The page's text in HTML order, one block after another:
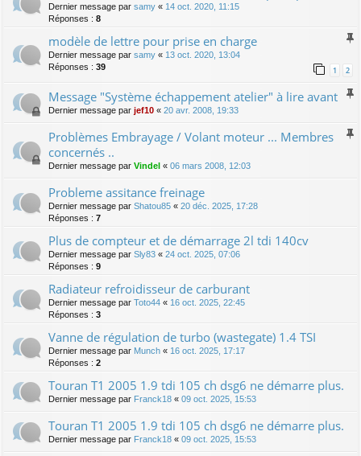
Dernier message par samy « 14 oct. 2020, 11:15
Réponses : 8
modèle de lettre pour prise en charge
Dernier message par samy « 13 oct. 2020, 13:04
Réponses : 39 1 2
Message "Système échappement atelier" à lire avant
Dernier message par jef10 « 20 avr. 2008, 19:33
Problèmes Embrayage / Volant moteur ... Membres
concernés ..
Dernier message par Vindel « 06 mars 2008, 12:03
Probleme assitance freinage
Dernier message par Shatou85 « 20 déc. 2025, 17:28
Réponses : 7
Plus de compteur et de démarrage 2l tdi 140cv
Dernier message par Sly83 « 24 oct. 2025, 07:06
Réponses : 9
Radiateur refroidisseur de carburant
Dernier message par Toto44 « 16 oct. 2025, 22:45
Réponses : 3
Vanne de régulation de turbo (wastegate) 1.4 TSI
Dernier message par Munch « 16 oct. 2025, 17:17
Réponses : 2
Touran T1 2005 1.9 tdi 105 ch dsg6 ne démarre plus.
Dernier message par Franck18 « 09 oct. 2025, 15:53
Touran T1 2005 1.9 tdi 105 ch dsg6 ne démarre plus.
Dernier message par Franck18 « 09 oct. 2025, 15:53